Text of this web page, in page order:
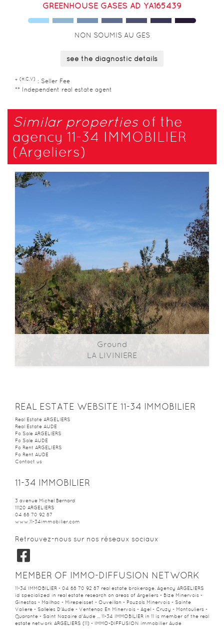
GREENHOUSE GASES AD YA165439
NON SOUMIS AU GES
see the diagnostic details
* (H.C.V) : Seller Fee
** Independent real estate agent
​Similar properties ​of the
agency 11-34 IMMOBILIER
(Argeliers)
Ground
LA LIVINIERE
Ground
REAL ESTATE WEBSITE 11-34 IMMOBILIER
Real Estate ARGELIERS
Real Estate AUDE
Fo Sale ARGELIERS
Fo Sale AUDE
Fo Rent ARGELIERS
Fo Rent AUDE
Contact us
11-34 IMMOBILIER
3 avenue Michel Bernard
11120 ARGELIERS
04 68 70 92 87
www.11-34immobilier.com
Retrouvez-nous sur nos réseaux sociaux
MEMBER OF IMMO-DIFFUSION NETWORK
11-34 IMMOBILIER - 04 68 70 92 87 real estate brokerage. Agency ARGELIERS
id specialized in real estate research on areas of Argeliers - Bize Minervois -
Ginestas - Mailhac - Mirepeisset - Ouveillan - Pouzols Minervois - Sainte
Valiere - Salleles D'Aude - Ventenac En Minervois - Agel - Cruzy - Montouliers -
Quarante - Saint Nazaire d'Aude ... 11-34 IMMOBILIER in 11 is member of the real
estate network ARGELIERS (11) - IMMO-DIFFUSION immobilier Aude